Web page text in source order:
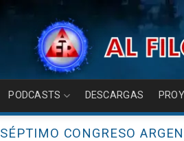
PODCASTS DESCARGAS
SÉPTIMO CONGRESO